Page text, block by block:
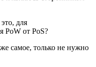
для
PoW от PoS?
же самое, только не нужно